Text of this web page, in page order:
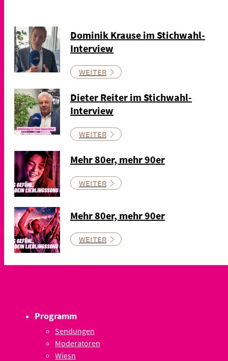
Dominik Krause im Stichwahl-
Interview
WEITER
Dieter Reiter im Stichwahl-
Interview
WEITER
Mehr 80er, mehr 90er
WEITER
Mehr 80er, mehr 90er
WEITER
Programm
Sendungen
Moderatoren
Wiesn